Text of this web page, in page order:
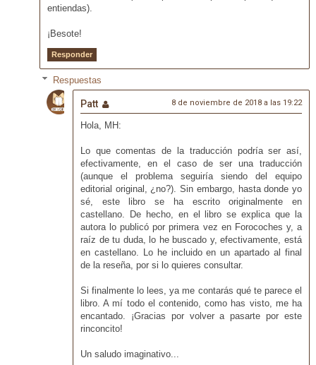
entiendas).
¡Besote!
Responder
Respuestas
Patt 8 de noviembre de 2018 a las 19:22
Hola, MH:
Lo que comentas de la traducción podría ser así,
efectivamente, en el caso de ser una traducción
(aunque el problema seguiría siendo del equipo
editorial original, ¿no?). Sin embargo, hasta donde yo
sé, este libro se ha escrito originalmente en
castellano. De hecho, en el libro se explica que la
autora lo publicó por primera vez en Forocoches y, a
raíz de tu duda, lo he buscado y, efectivamente, está
en castellano. Lo he incluido en un apartado al final
de la reseña, por si lo quieres consultar.
Si finalmente lo lees, ya me contarás qué te parece el
libro. A mí todo el contenido, como has visto, me ha
encantado. ¡Gracias por volver a pasarte por este
rinconcito!
Un saludo imaginativo...